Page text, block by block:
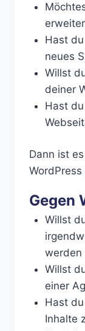
Hast
neues
Willst
deiner
Hast
Dann ist
Gegen
Willst
werden
Willst
einer
Hast
Inhalte